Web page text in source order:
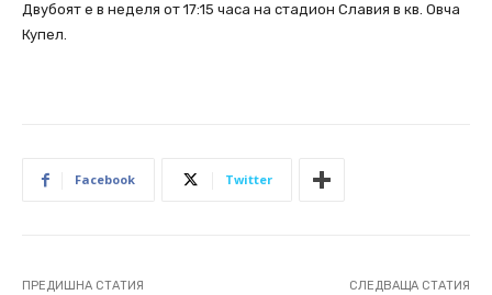
Двубоят е в неделя от 17:15 часа на стадион Славия в кв. Овча
Купел.
Facebook Twitter
ПРЕДИШНА СТАТИЯ СЛЕДВАЩА СТАТИЯ